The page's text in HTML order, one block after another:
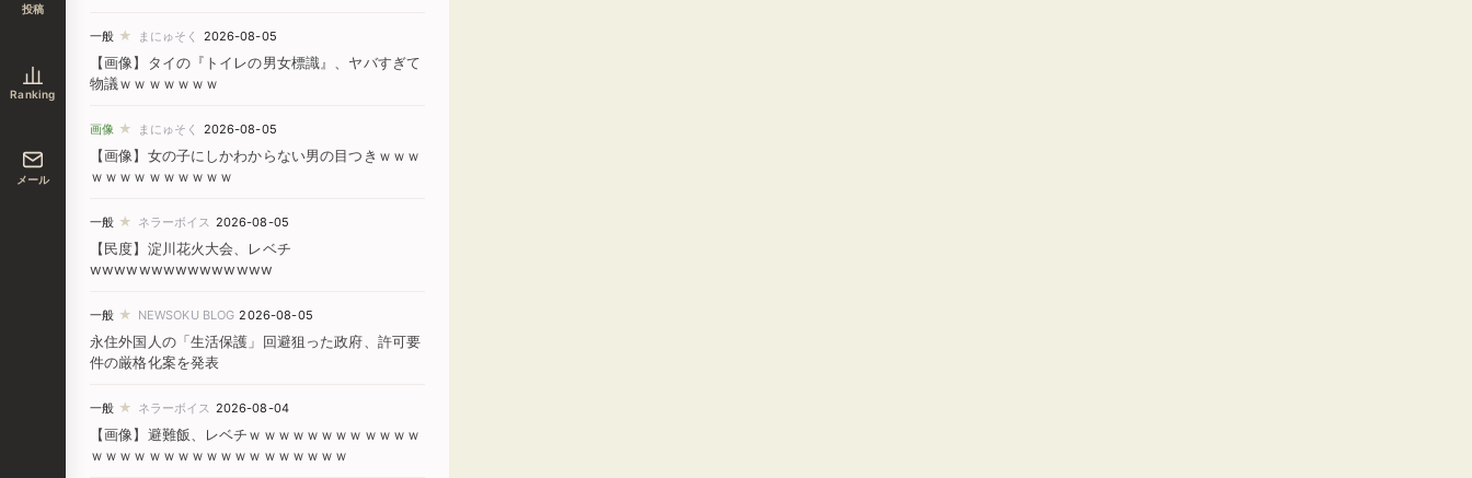
投稿
Ranking
メール
一般 ★ まにゅそく 2026-08-05
【画像】タイの『トイレの男女標識』、ヤバすぎて
物議ｗｗｗｗｗｗｗ
画像 ★ まにゅそく 2026-08-05
【画像】女の子にしかわからない男の目つきｗｗｗ
ｗｗｗｗｗｗｗｗｗｗ
一般 ★ ネラーボイス 2026-08-05
【民度】淀川花火大会、レベチ
wwwwwwwwwwwwwww
一般 ★ NEWSOKU BLOG 2026-08-05
永住外国人の「生活保護」回避狙った政府、許可要
件の厳格化案を発表
一般 ★ ネラーボイス 2026-08-04
【画像】避難飯、レベチｗｗｗｗｗｗｗｗｗｗｗｗ
ｗｗｗｗｗｗｗｗｗｗｗｗｗｗｗｗｗｗ